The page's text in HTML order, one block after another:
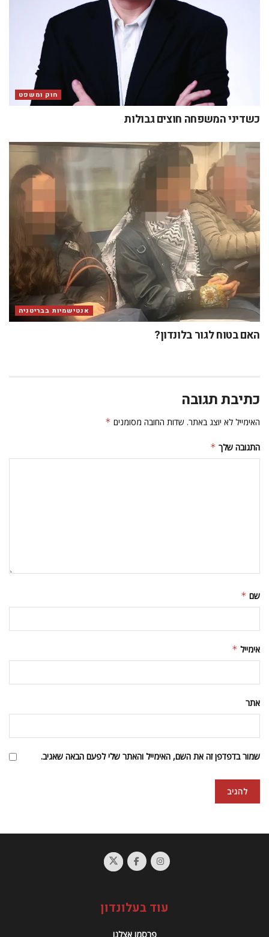
חוק ומשפט
כשדיני המשפחה חוצים גבולות
אנטישמיות בבריטניה
האם בטוח לגור בלונדון?
כתיבת תגובה
האימייל לא יוצג באתר. שדות החובה מסומנים *
התגובה שלך *
שם *
אימייל *
אתר
שמור בדפדפן זה את השם, האימייל והאתר שלי לפעם הבאה שאגיב.
עוד בעלונדון
פרסמו אצלנו